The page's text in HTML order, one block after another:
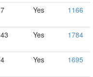
7 Yes 1166
43 Yes 1784
4 Yes 1695